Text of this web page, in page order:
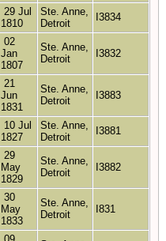
29 Jul
1810
Ste. Anne,
Detroit
I3834
02
Jan
1807
Ste. Anne,
Detroit
I3832
21
Jun
1831
Ste. Anne,
Detroit
I3883
10 Jul
1827
Ste. Anne,
Detroit
I3881
29
May
1829
Ste. Anne,
Detroit
I3882
30
May
1833
Ste. Anne,
Detroit
I831